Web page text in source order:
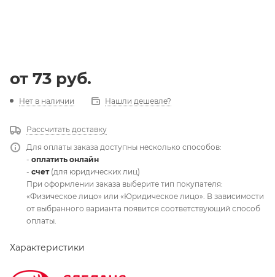
от 73 руб.
Нет в наличии Нашли дешевле?
Рассчитать доставку
Для оплаты заказа доступны несколько способов:
- оплатить онлайн
- счет(для юридических лиц)
При оформлении заказа выберите тип покупателя:
«Физическое лицо» или «Юридическое лицо». В зависимости
от выбранного варианта появится соответствующий способ
оплаты.
Характеристики